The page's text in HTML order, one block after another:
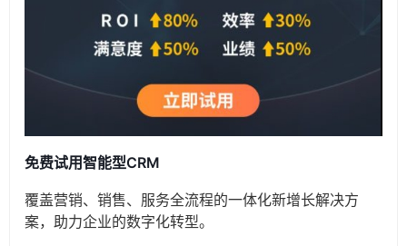
免费试用智能型CRM
覆盖营销、销售、服务全流程的一体化新增长解决方
案，助力企业的数字化转型。